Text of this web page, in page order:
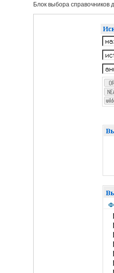
Блок выбора справочников